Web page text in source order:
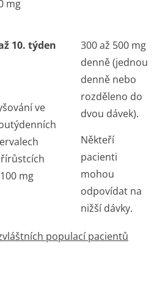
mg
10. týden
300 až 500 mg
denně (jednou
denně nebo
rozděleno do
dvou dávek).
Někteří
pacienti
mohou
odpovídat na
nižší dávky.
ve
mg
populací pacientů